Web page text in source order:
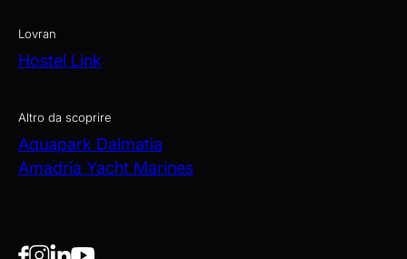
Lovran
Hostel Link
Altro da scoprire
Aquapark Dalmatia
Amadria Yacht Marines